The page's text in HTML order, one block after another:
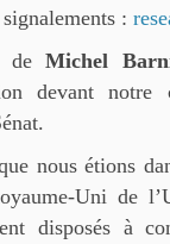
:
de Michel
devant notre
nous étions
Uni de
disposés à